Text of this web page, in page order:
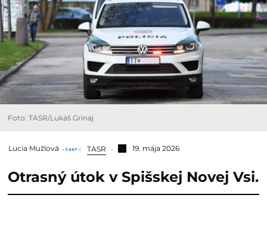
Foto: TASR/Lukáš Grinaj
Lucia Mužlová TASR 19. mája 2026
Otrasný útok v Spišskej Novej Vsi.